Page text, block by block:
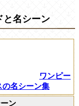
と名シーン
ワンピー
の名シーン集
ン